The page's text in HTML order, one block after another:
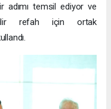
adımı temsil ediyor ve
refah için ortak